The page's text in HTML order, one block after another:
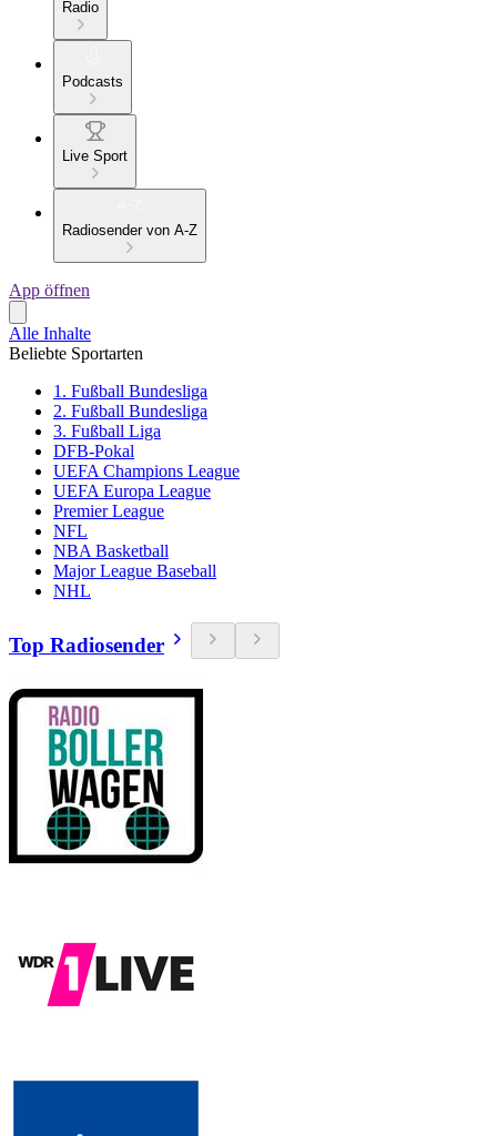
Radio
Podcasts
Live Sport
Radiosender von A-Z
App öffnen
Alle Inhalte
Beliebte Sportarten
1. Fußball Bundesliga
2. Fußball Bundesliga
3. Fußball Liga
DFB-Pokal
UEFA Champions League
UEFA Europa League
Premier League
NFL
NBA Basketball
Major League Baseball
NHL
Top Radiosender